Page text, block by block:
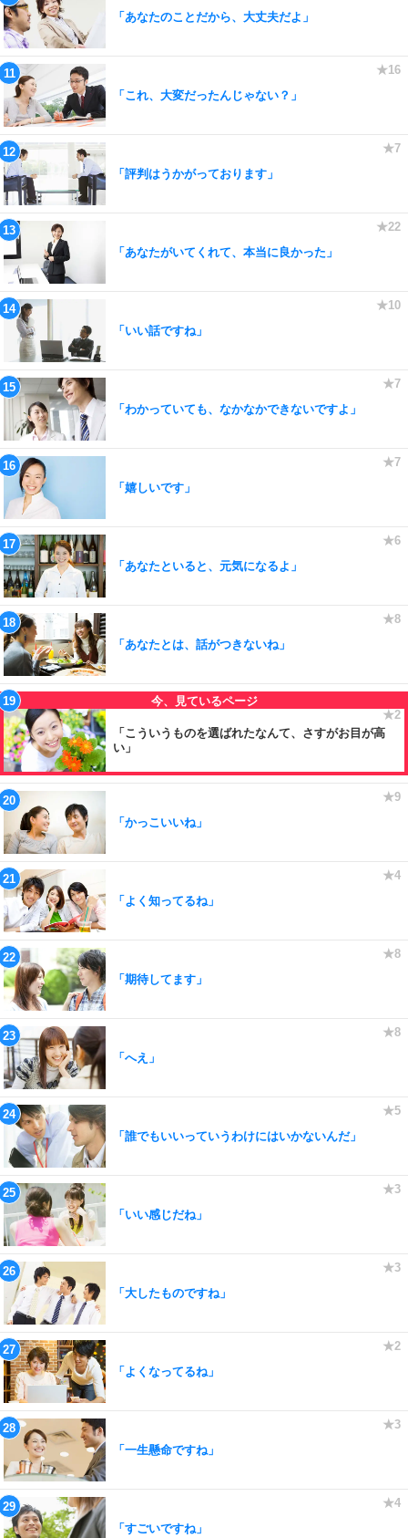
「あなたのことだから、大丈夫だよ」
「これ、大変だったんじゃない？」
「評判はうかがっております」
「あなたがいてくれて、本当に良かった」
「いい話ですね」
「わかっていても、なかなかできないですよ」
「嬉しいです」
「あなたといると、元気になるよ」
「あなたとは、話がつきないね」
「こういうものを選ばれたなんて、さすがお目が高
い」
「かっこいいね」
「よく知ってるね」
「期待してます」
「へえ」
「誰でもいいっていうわけにはいかないんだ」
「いい感じだね」
「大したものですね」
「よくなってるね」
「一生懸命ですね」
「すごいですね」